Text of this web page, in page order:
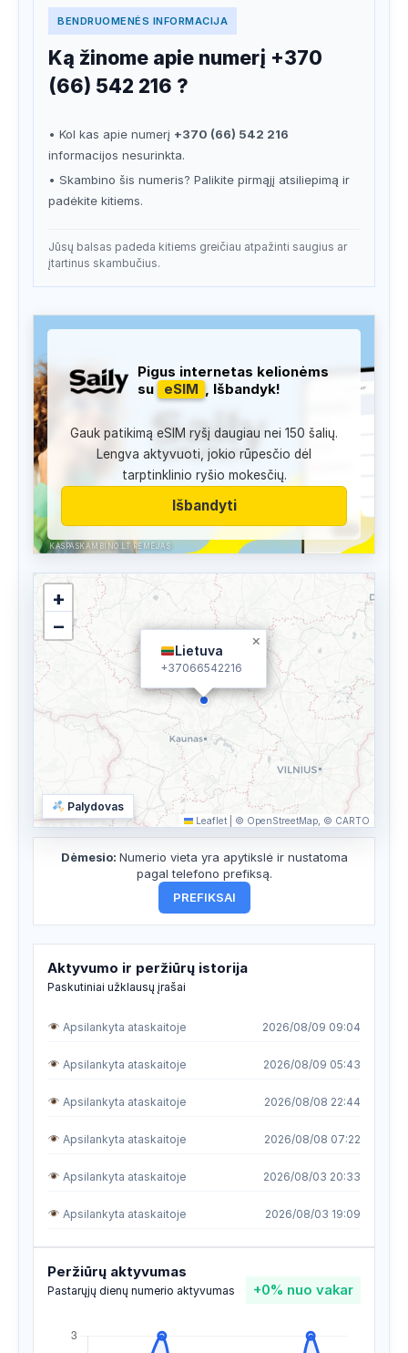
BENDRUOMENĖS INFORMACIJA
Ką žinome apie numerį +370
(66) 542 216 ?
• Kol kas apie numerį +370 (66) 542 216
informacijos nesurinkta.
• Skambino šis numeris? Palikite pirmąjį atsiliepimą ir
padėkite kitiems.
Jūsų balsas padeda kitiems greičiau atpažinti saugius ar
įtartinus skambučius.
KASPASKAMBINO.LT RĖMĖJAS
Pigus internetas kelionėms
su
eSIM , Išbandyk!
Gauk patikimą eSIM ryšį daugiau nei 150 šalių.
Lengva aktyvuoti, jokio rūpesčio dėl
tarptinklinio ryšio mokesčių.
Išbandyti
Lietuva
+37066542216
×
+
−
Leaflet © OpenStreetMap, © CARTO
Palydovas
Dėmesio: Numerio vieta yra apytikslė ir nustatoma
pagal telefono prefiksą.
PREFIKSAI
Aktyvumo ir peržiūrų istorija
Paskutiniai užklausų įrašai
Apsilankyta ataskaitoje 2026/08/09 09:04
Apsilankyta ataskaitoje 2026/08/09 05:43
Apsilankyta ataskaitoje 2026/08/08 22:44
Apsilankyta ataskaitoje 2026/08/08 07:22
Apsilankyta ataskaitoje 2026/08/03 20:33
Apsilankyta ataskaitoje 2026/08/03 19:09
Apsilankyta ataskaitoje 2026/08/03 09:14
Apsilankyta ataskaitoje 2026/07/28 16:00
Peržiūrų aktyvumas
Pastarųjų dienų numerio aktyvumas +0% nuo vakar